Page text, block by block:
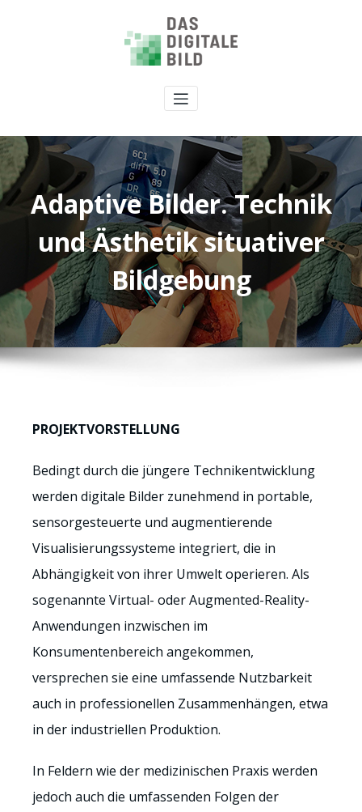
Adaptive Bilder. Technik
und Ästhetik situativer
Bildgebung
PROJEKTVORSTELLUNG
Bedingt durch die jüngere Technikentwicklung
werden digitale Bilder zunehmend in portable,
sensorgesteuerte und augmentierende
Visualisierungssysteme integriert, die in
Abhängigkeit von ihrer Umwelt operieren. Als
sogenannte Virtual- oder Augmented-Reality-
Anwendungen inzwischen im
Konsumentenbereich angekommen,
versprechen sie eine umfassende Nutzbarkeit
auch in professionellen Zusammenhängen, etwa
in der industriellen Produktion.
In Feldern wie der medizinischen Praxis werden
jedoch auch die umfassenden Folgen der